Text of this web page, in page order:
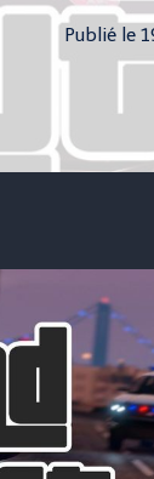
Publié le